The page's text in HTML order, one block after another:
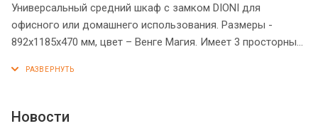
Универсальный средний шкаф с замком DIONI для
офисного или домашнего использования. Размеры -
892х1185х470 мм, цвет – Венге Магия. Имеет 3 просторные
вверху одна открытая ниша. На дверцах установлены
Верх шкафа имеет солидный топ с плавными
Новости